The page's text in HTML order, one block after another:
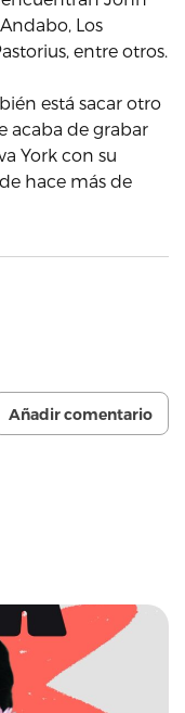
Los
entre otros.
está sacar otro
acaba de grabar
York con su
hace más de
Añadir comentario